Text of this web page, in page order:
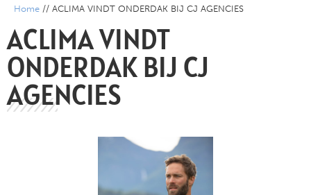
Home // ACLIMA VINDT ONDERDAK BIJ CJ AGENCIES
ACLIMA VINDT
ONDERDAK BIJ CJ
AGENCIES